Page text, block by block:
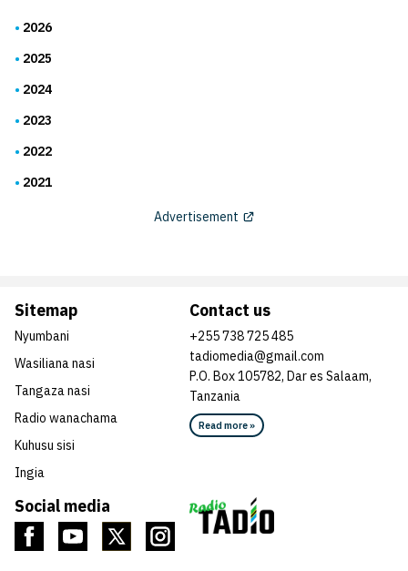
2026
2025
2024
2023
2022
2021
Advertisement
Social media
Sitemap
Nyumbani
Wasiliana nasi
Tangaza nasi
Radio wanachama
Kuhusu sisi
Ingia
Contact us
+255 738 725 485
tadiomedia@gmail.com
P.O. Box 105782, Dar es Salaam,
Tanzania
Read more »